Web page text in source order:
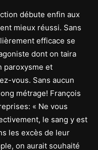
débute enfin aux
mieux réussi. Sans
efficace se
dont on taira
paroxysme et
vous. Sans aucun
métrage! François
« Ne vous
le sang y est
les excès de leur
on aurait souhaité